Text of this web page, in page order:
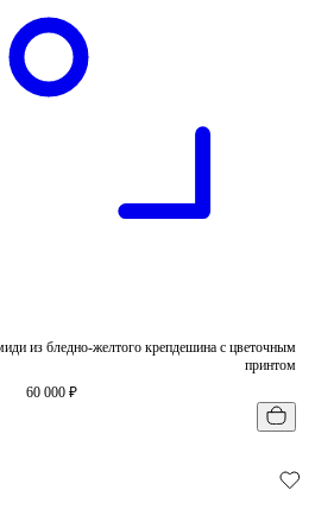
из бледно-желтого крепдешина с цветочным
принтом
60 000 ₽